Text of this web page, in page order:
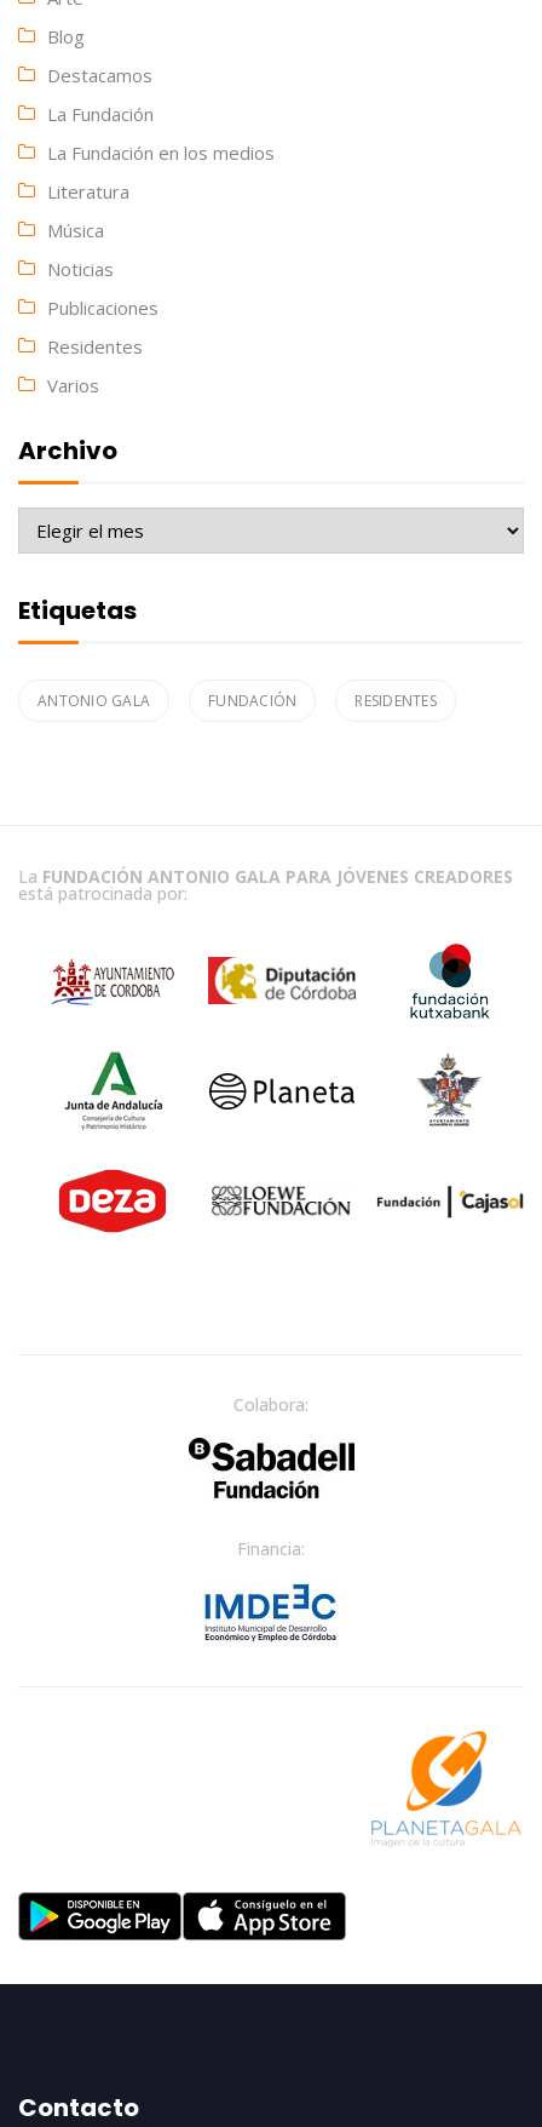
Blog
Destacamos
La Fundación
La Fundación en los medios
Literatura
Música
Noticias
Publicaciones
Residentes
Varios
Archivo
Archivo
Etiquetas
ANTONIO GALA FUNDACIÓN RESIDENTES
La FUNDACIÓN ANTONIO GALA PARA JÓVENES CREADORES
está patrocinada por:
Colabora:
Financia:
Contacto